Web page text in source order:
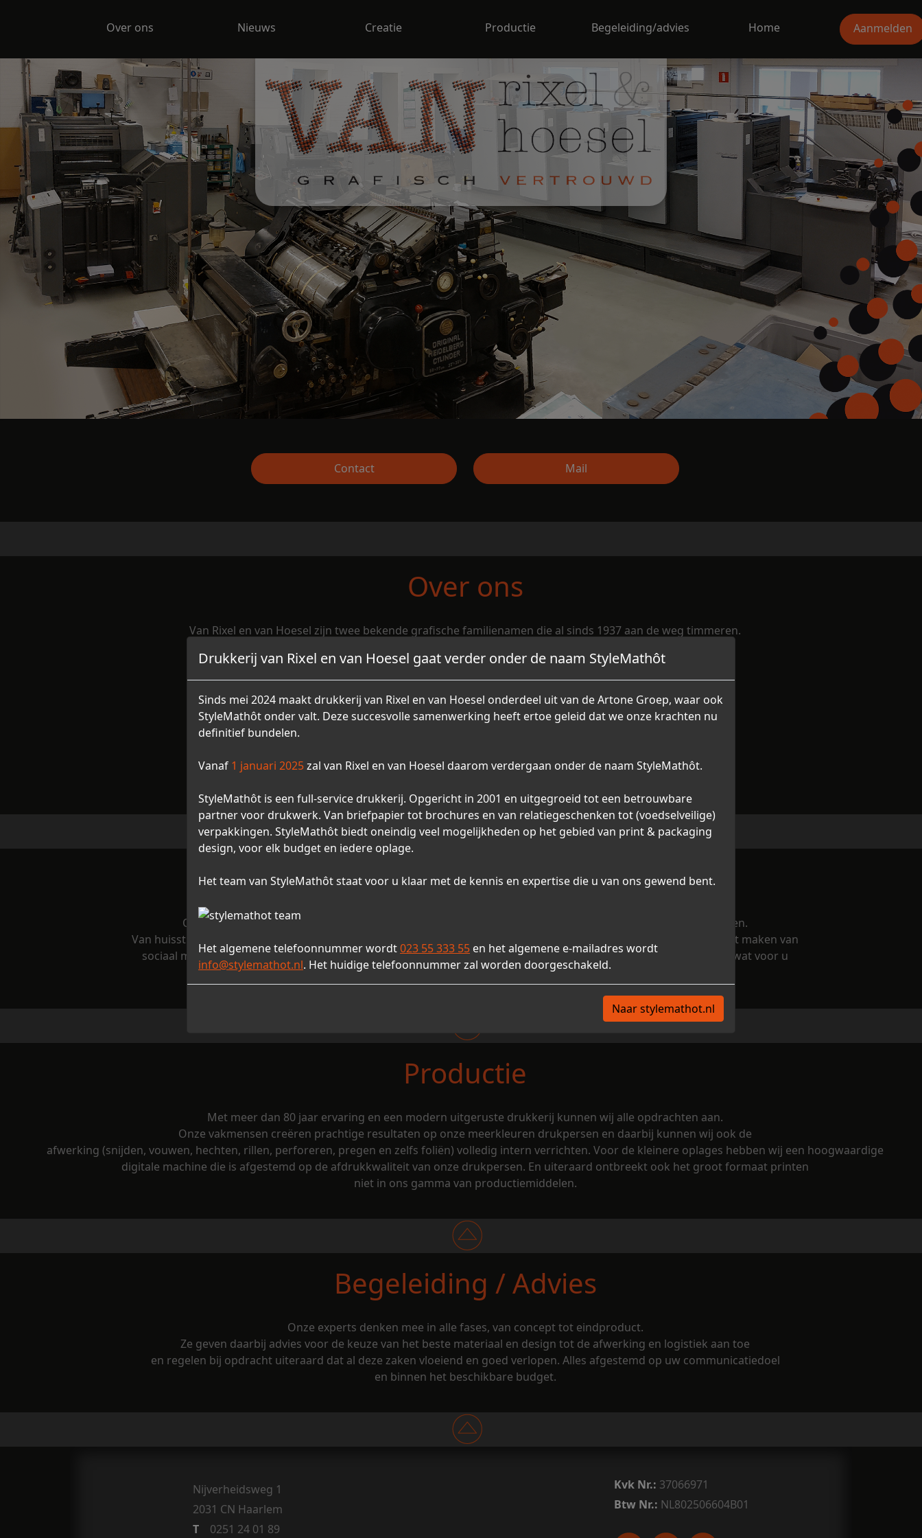
Over ons Nieuws Creatie Productie Begeleiding/advies Home Aanmelden
Contact Mail
Over ons
Van Rixel en van Hoesel zijn twee bekende grafische familienamen die al sinds 1937 aan de weg timmeren.
tot het huidige mooie bedrijf. Waarbij het logisch is dat beide familienamen terug komen in de huidige
naam, mede ook als eerbetoon aan de grafische stamvaders.
Met ons bedrijf willen wij graag onze klanten ontzorgen
hoogwaardig productieapparaat en ons kwalitatief
Creatie
Onze ervaren vormgevers zijn perfect in staat uw ideeën om te zetten naar creatieve communicatie uitingen.
Van huisstijl, leaflet of brochure tot direct mailing en alles ertussenin, maar ook het creëren van bedrijfslogo's en het maken van
sociaal mediacampagnes. Met onze kennis en ervaring zijn wij in staat met u mee te denken en samen te bepalen wat voor u
de beste communicatiestrategie is.
Productie
Met meer dan 80 jaar ervaring en een modern uitgeruste drukkerij kunnen wij alle opdrachten aan.
Onze vakmensen creëren prachtige resultaten op onze meerkleuren drukpersen en daarbij kunnen wij ook de
afwerking (snijden, vouwen, hechten, rillen, perforeren, pregen en zelfs foliën) volledig intern verrichten. Voor de kleinere oplages hebben wij een hoogwaardige
digitale machine die is afgestemd op de afdrukkwaliteit van onze drukpersen. En uiteraard ontbreekt ook het groot formaat printen
niet in ons gamma van productiemiddelen.
Begeleiding / Advies
Onze experts denken mee in alle fases, van concept tot eindproduct.
Ze geven daarbij advies voor de keuze van het beste materiaal en design tot de afwerking en logistiek aan toe
en regelen bij opdracht uiteraard dat al deze zaken vloeiend en goed verlopen. Alles afgestemd op uw communicatiedoel
en binnen het beschikbare budget.
Drukkerij van Rixel en van Hoesel gaat verder onder de naam StyleMathôt
Sinds mei 2024 maakt drukkerij van Rixel en van Hoesel onderdeel uit van de Artone Groep, waar ook
StyleMathôt onder valt. Deze succesvolle samenwerking heeft ertoe geleid dat we onze krachten nu
definitief bundelen.
Vanaf 1 januari 2025zal van Rixel en van Hoesel daarom verdergaan onder de naam StyleMathôt.
StyleMathôt is een full-service drukkerij. Opgericht in 2001 en uitgegroeid tot een betrouwbare
partner voor drukwerk. Van briefpapier tot brochures en van relatiegeschenken tot (voedselveilige)
verpakkingen. StyleMathôt biedt oneindig veel mogelijkheden op het gebied van print & packaging
design, voor elk budget en iedere oplage.
Het team van StyleMathôt staat voor u klaar met de kennis en expertise die u van ons gewend bent.
Het algemene telefoonnummer wordt023 55 333 55 en het algemene e-mailadres wordt
info@stylemathot.nl. Het huidige telefoonnummer zal worden doorgeschakeld.
Naar stylemathot.nl
Nijverheidsweg 1
2031 CN Haarlem
T 0251 24 01 89
Kvk Nr.: 37066971
Btw Nr.: NL802506604B01